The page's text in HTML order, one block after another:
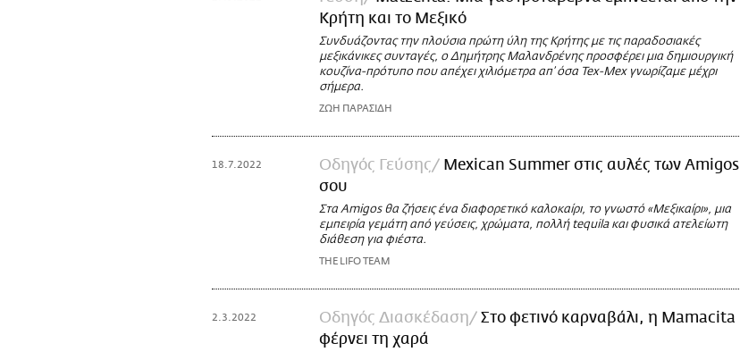
Κρήτη και το Μεξικό
Συνδυάζοντας την πλούσια πρώτη ύλη της Κρήτης με τις παραδοσιακές
μεξικάνικες συνταγές, ο Δημήτρης Μαλανδρένης προσφέρει μια δημιουργική
κουζίνα-πρότυπο που απέχει χιλιόμετρα απ’ όσα Tex-Mex γνωρίζαμε μέχρι
σήμερα.
ΖΩΗ ΠΑΡΑΣΙΔΗ
18.7.2022 Οδηγός Γεύσης
Mexican Summer στις αυλές των Amigos
σου
Στα Amigos θα ζήσεις ένα διαφορετικό καλοκαίρι, το γνωστό «Μεξικαίρι», μια
εμπειρία γεμάτη από γεύσεις, χρώματα, πολλή tequila και φυσικά ατελείωτη
διάθεση για φιέστα.
THE LIFO TEAM
2.3.2022 Οδηγός Διασκέδαση
Στο φετινό καρναβάλι, η Mamacita
φέρνει τη χαρά